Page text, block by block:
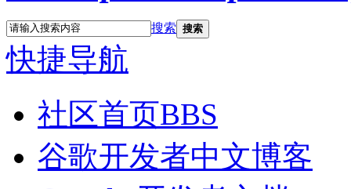
搜索 搜索
快捷导航
社区首页BBS
谷歌开发者中文博客